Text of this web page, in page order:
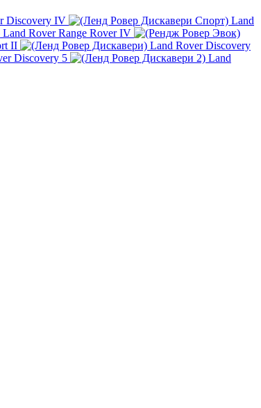
Discovery IV
Land
Land Rover Range Rover IV
II
Land Rover Discovery
Discovery 5
Land